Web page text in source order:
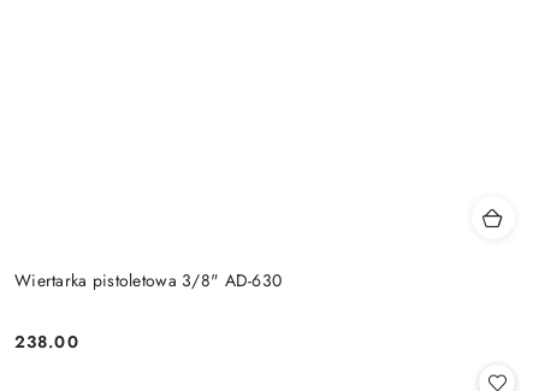
Wiertarka pistoletowa 3/8" AD-630
Cena:
238.00